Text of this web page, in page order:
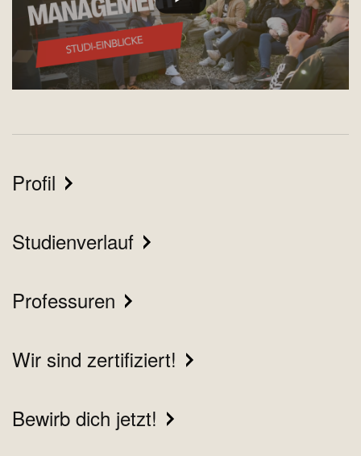
Profil
Studienverlauf
Professuren
Wir sind zertifiziert!
Bewirb dich jetzt!